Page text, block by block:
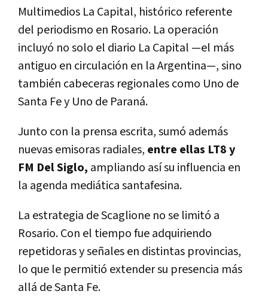
Multimedios La Capital, histórico referente
del periodismo en Rosario. La operación
incluyó no solo el diario La Capital —el más
antiguo en circulación en la Argentina—, sino
también cabeceras regionales como Uno de
Santa Fe y Uno de Paraná.
Junto con la prensa escrita, sumó además
nuevas emisoras radiales, entre ellas LT8 y
FM Del Siglo, ampliando así su influencia en
la agenda mediática santafesina.
La estrategia de Scaglione no se limitó a
Rosario. Con el tiempo fue adquiriendo
repetidoras y señales en distintas provincias,
lo que le permitió extender su presencia más
allá de Santa Fe.